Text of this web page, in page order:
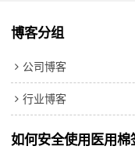
博客分组
公司博客
行业博客
如何安全使用医用棉